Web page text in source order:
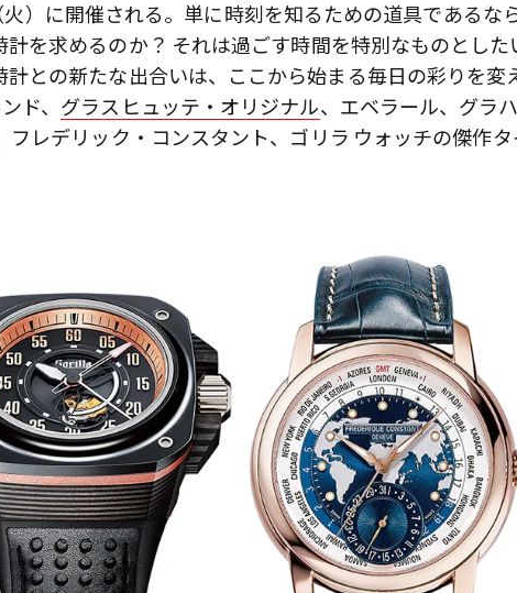
）に開催される。単に時刻を知るための道具であるなら
を求めるのか？ それは過ごす時間を特別なものとした
との新たな出合いは、ここから始まる毎日の彩りを変
ド、 グラスヒュッテ・オリジナル、エベラール、グラハ
フレデリック・コンスタント、ゴリラ ウォッチの傑作タ